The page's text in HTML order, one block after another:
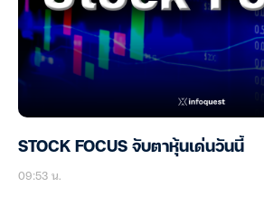
STOCK FOCUS จับตาหุ้นเด่นวันนี้
09:53 น.